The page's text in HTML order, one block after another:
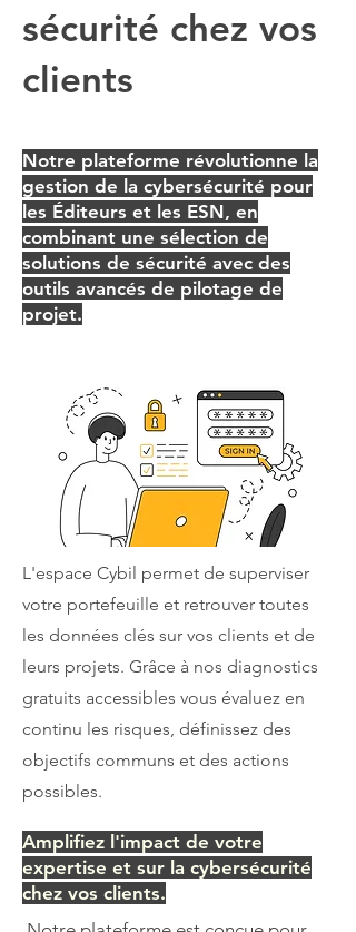
sécurité chez vos
clients
Notre plateforme révolutionne la
gestion de la cybersécurité pour
les Éditeurs et les ESN, en
combinant une sélection de
solutions de sécurité avec des
outils avancés de pilotage de
projet.
L'espace Cybil permet de superviser
votre portefeuille et retrouver toutes
les données clés sur vos clients et de
leurs projets. Grâce à nos diagnostics
gratuits accessibles vous évaluez en
continu les risques, définissez des
objectifs communs et des actions
possibles.
Amplifiez l'impact de votre
expertise et sur la cybersécurité
chez vos clients.